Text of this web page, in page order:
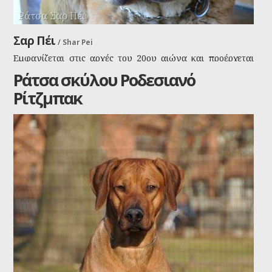
Ράτσα Σαρ Πέι
Σαρ Πέι / Shar Pei
Εμφανίζεται στις αρχές του 20ου αιώνα και προέρχεται
από την Κίνα. Το όνομά του στα καντονέζικα σημαίνει
δέρμα σαν την άμμο.
Ράτσα σκύλου Ροδεσιανό
Ρίτζμπακ